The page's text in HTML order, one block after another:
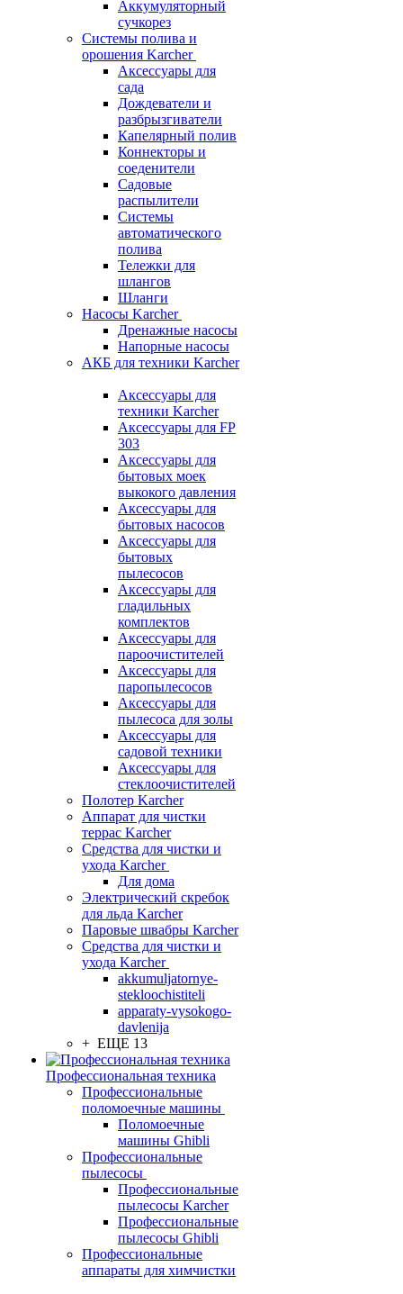
Аккумуляторный
сучкорез
Системы полива и
орошения Karcher
Аксессуары для
сада
Дождеватели и
разбрызгиватели
Капелярный полив
Коннекторы и
соеденители
Садовые
распылители
Системы
автоматического
полива
Тележки для
шлангов
Шланги
Насосы Karcher
Дренажные насосы
Напорные насосы
АКБ для техники Karcher
Аксессуары для
техники Karcher
Аксессуары для FP
303
Аксессуары для
бытовых моек
выкокого давления
Аксессуары для
бытовых насосов
Аксессуары для
бытовых
пылесосов
Аксессуары для
гладильных
комплектов
Аксессуары для
пароочистителей
Аксессуары для
паропылесосов
Аксессуары для
пылесоса для золы
Аксессуары для
садовой техники
Аксессуары для
стеклоочистителей
Полотер Karcher
Аппарат для чистки
террас Karcher
Средства для чистки и
ухода Karcher
Для дома
Электрический скребок
для льда Karcher
Паровые швабры Karcher
Средства для чистки и
ухода Karcher
akkumuljatornye-
stekloochistiteli
apparaty-vysokogo-
davlenija
+ ЕЩЕ 13
Профессиональная техника
Профессиональные
поломоечные машины
Поломоечные
машины Ghibli
Профессиональные
пылесосы
Профессиональные
пылесосы Karcher
Профессиональные
пылесосы Ghibli
Профессиональные
аппараты для химчистки